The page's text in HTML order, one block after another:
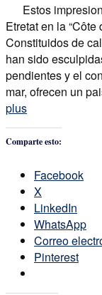
Estos
Etretat en la “Côte
Constituidos de
han sido
pendientes y el
mar, ofrecen un
plus
Comparte esto:
Facebook
X
LinkedIn
WhatsApp
Correo
Pinterest